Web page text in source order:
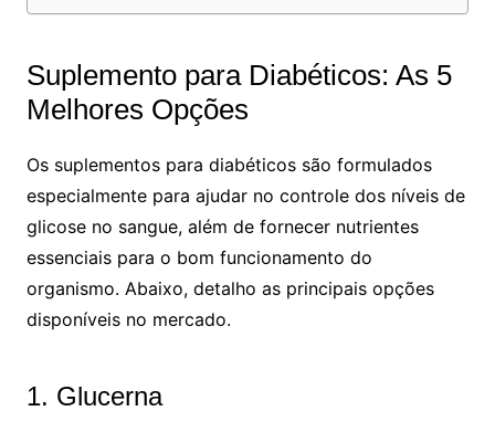
Suplemento para Diabéticos: As 5
Melhores Opções
Os suplementos para diabéticos são formulados
especialmente para ajudar no controle dos níveis de
glicose no sangue, além de fornecer nutrientes
essenciais para o bom funcionamento do
organismo. Abaixo, detalho as principais opções
disponíveis no mercado.
1. Glucerna